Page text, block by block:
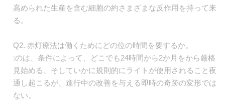
高められた生産を含む細胞の約さまざまな反作用を持って来
る。
Q2. 赤灯療法は働くためにどの位の時間を要するか。
:のは、条件によって、どこでも24時間から2か月をから厳格
見始める、そしていかに規則的にライトが使用されること夜
通し起こるが、進行中の改善を与える即時の奇跡の変形では
ない。